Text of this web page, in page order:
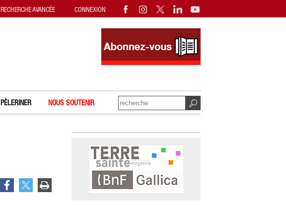
PÈLERINER NOUS SOUTENIR
RECHERCHE AVANCÉE CONNEXION